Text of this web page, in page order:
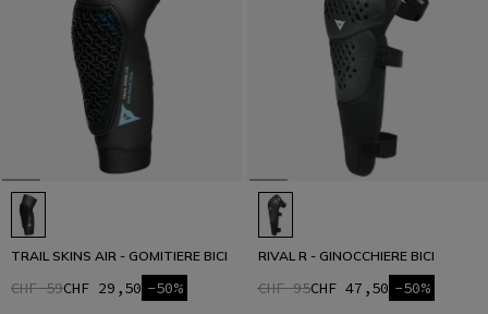
TRAIL SKINS AIR - GOMITIERE BICI
CHF 59CHF 29,50 -50%
RIVAL R - GINOCCHIERE BICI
CHF 95CHF 47,50 -50%